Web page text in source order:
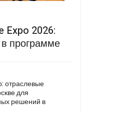
Expo 2026:
в программе
отраслевые
для
решений в